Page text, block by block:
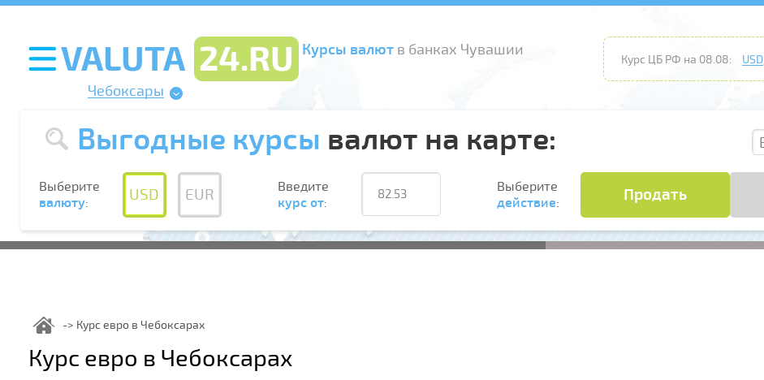
Курсы валютв банках Чувашии
Чебоксары
Курс ЦБ РФ на 08.08: USD
Выгодные курсы валют на карте:
Выберите
валюту: USD EUR
Введите
курс от:
Выберите
действие: Продать
Курс евро в Чебоксарах
Курс евро в Чебоксарах